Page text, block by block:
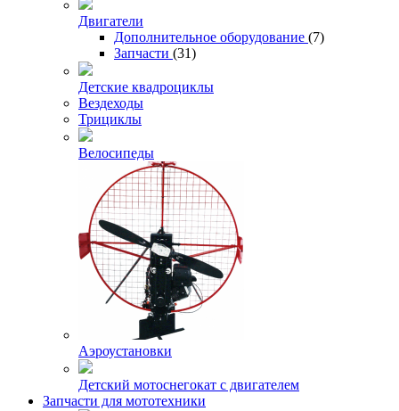
Двигатели
Дополнительное оборудование (7)
Запчасти (31)
Детские квадроциклы
Вездеходы
Трициклы
Велосипеды
Аэроустановки
Детский мотоснегокат с двигателем
Запчасти для мототехники